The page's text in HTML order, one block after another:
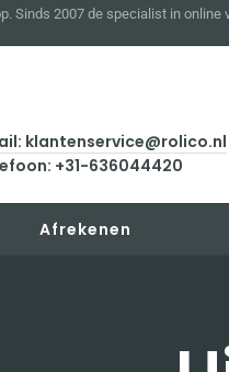
Sinds 2007 de specialist in online
klantenservice@rolico.nl
+31-636044420
Afrekenen